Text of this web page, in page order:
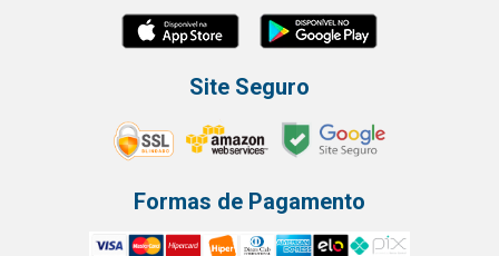
Site Seguro
Formas de Pagamento